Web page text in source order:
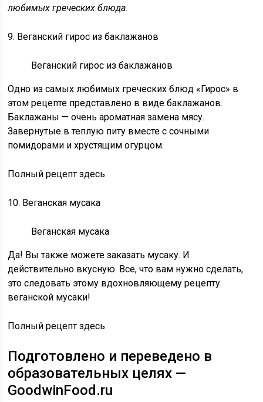
любимых греческих блюда.
9. Веганский гирос из баклажанов
Веганский гирос из баклажанов
Одно из самых любимых греческих блюд «Гирос» в
этом рецепте представлено в виде баклажанов.
Баклажаны — очень ароматная замена мясу.
Завернутые в теплую питу вместе с сочными
помидорами и хрустящим огурцом.
Полный рецепт здесь
10. Веганская мусака
Веганская мусака
Да! Вы также можете заказать мусаку. И
действительно вкусную. Все, что вам нужно сделать,
это следовать этому вдохновляющему рецепту
веганской мусаки!
Полный рецепт здесь
Подготовлено и переведено в
образовательных целях —
GoodwinFood.ru